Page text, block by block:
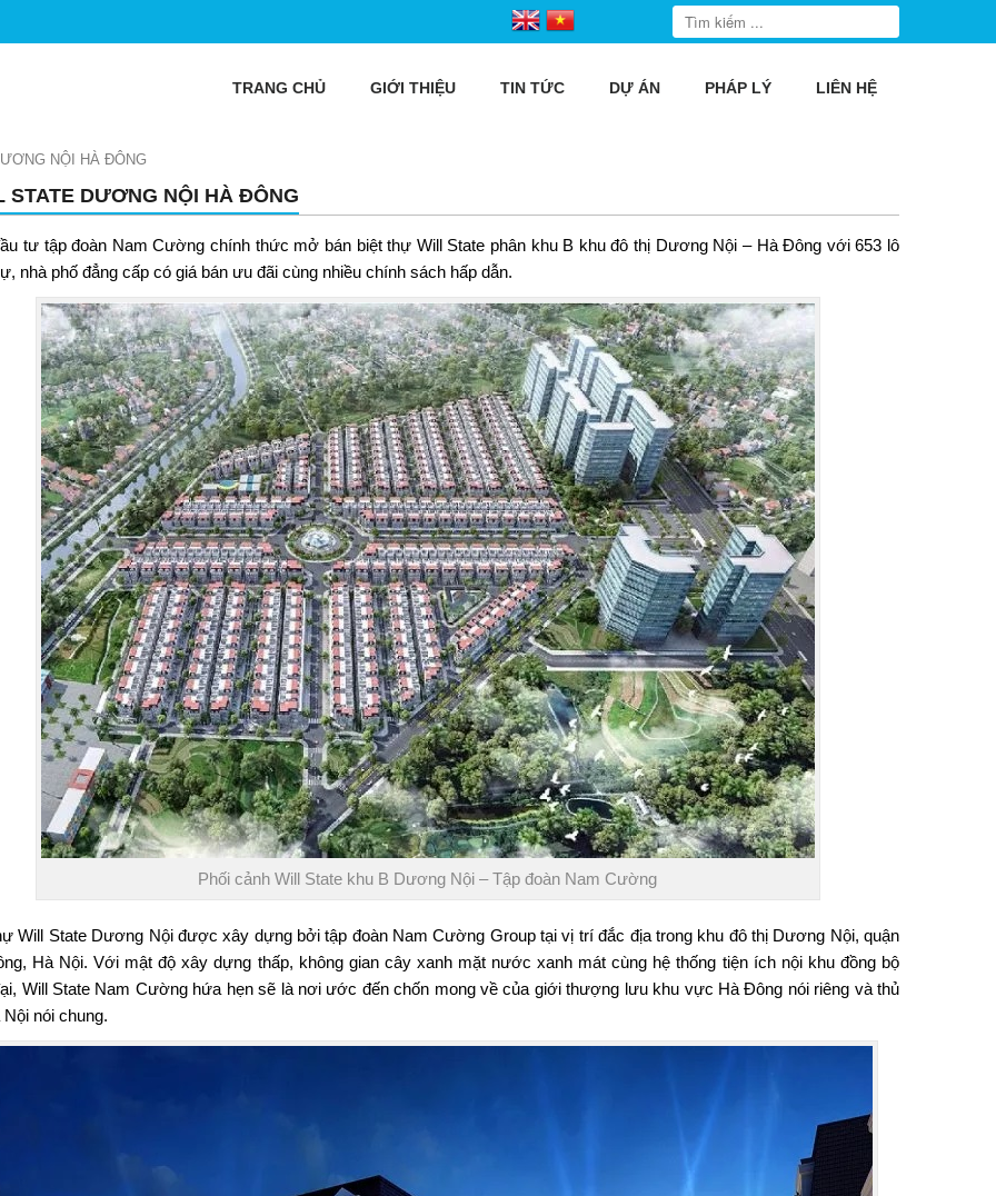
TRANG CHỦ GIỚI THIỆU TIN TỨC DỰ ÁN PHÁP LÝ LIÊN HỆ
NỘI HÀ ĐÔNG
STATE DƯƠNG NỘI HÀ ĐÔNG
tư tập đoàn Nam Cường chính thức mở bán biệt thự Will State phân khu B khu đô thị Dương Nội – Hà Đông với 653 lô
nhà phố đẳng cấp có giá bán ưu đãi cùng nhiều chính sách hấp dẫn.
Phối cảnh Will State khu B Dương Nội – Tập đoàn Nam Cường
Will State Dương Nộiđược xây dựng bởi tập đoàn Nam Cường Group tại vị trí đắc địa trong khu đô thị Dương Nội, quận
Hà Nội. Với mật độ xây dựng thấp, không gian cây xanh mặt nước xanh mát cùng hệ thống tiện ích nội khu đồng bộ
Will State Nam Cường hứa hẹn sẽ là nơi ước đến chốn mong về của giới thượng lưu khu vực Hà Đông nói riêng và thủ
nói chung.